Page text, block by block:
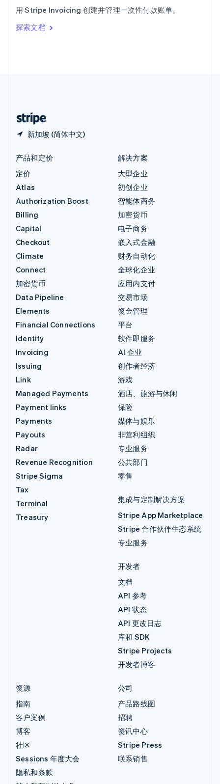
用 Stripe Invoicing 创建并管理一次性付款账单。
探索文档
新加坡 (简体中文)
ItalianoEnglish
印度
English
产品和定价
定价
Atlas
Authorization Boost
Billing
Capital
Checkout
Climate
Connect
加密货币
Data Pipeline
Elements
Financial Connections
Identity
Invoicing
Issuing
Link
Managed Payments
Payment links
Payments
Payouts
Radar
Revenue Recognition
Stripe Sigma
Tax
Terminal
Treasury
解决方案
大型企业
初创企业
智能体商务
加密货币
电子商务
嵌入式金融
财务自动化
全球化企业
应用内支付
交易市场
资金管理
平台
软件即服务
AI 企业
创作者经济
游戏
酒店、旅游与休闲
保险
媒体与娱乐
非营利组织
专业服务
公共部门
零售
集成与定制解决方案
Stripe App Marketplace
Stripe 合作伙伴生态系统
专业服务
开发者
文档
API 参考
API 状态
API 更改日志
库和 SDK
Stripe Projects
开发者博客
资源
指南
客户案例
博客
社区
Sessions 年度大会
隐私和条款
公司
产品路线图
招聘
资讯中心
Stripe Press
联系销售